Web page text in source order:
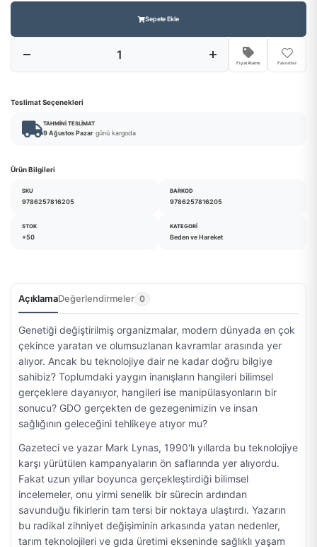
Sepete Ekle
Fiyat Alarmı Favoriler
Teslimat Seçenekleri
TAHMINI TESLIMAT
9 Ağustos Pazar günü kargoda
Ürün Bilgileri
SKU
9786257816205
BARKOD
9786257816205
STOK
+50
KATEGORI
Beden ve Hareket
AçıklamaDeğerlendirmeler 0
Genetiği değiştirilmiş organizmalar, modern dünyada en çok
çekince yaratan ve olumsuzlanan kavramlar arasında yer
alıyor. Ancak bu teknolojiye dair ne kadar doğru bilgiye
sahibiz? Toplumdaki yaygın inanışların hangileri bilimsel
gerçeklere dayanıyor, hangileri ise manipülasyonların bir
sonucu? GDO gerçekten de gezegenimizin ve insan
sağlığının geleceğini tehlikeye atıyor mu?
Gazeteci ve yazar Mark Lynas, 1990'lı yıllarda bu teknolojiye
karşı yürütülen kampanyaların ön saflarında yer alıyordu.
Fakat uzun yıllar boyunca gerçekleştirdiği bilimsel
incelemeler, onu yirmi senelik bir sürecin ardından
savunduğu fikirlerin tam tersi bir noktaya ulaştırdı. Yazarın
bu radikal zihniyet değişiminin arkasında yatan nedenler,
tarım teknolojileri ve gıda üretimi ekseninde sağlıklı yaşam